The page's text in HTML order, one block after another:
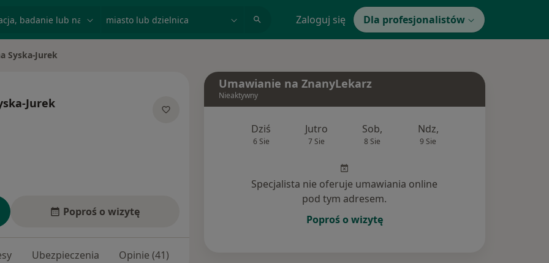
Zaloguj się Dla profesjonalistów
Syska-Jurek
Jurek
Poproś o wizytę
Ubezpieczenia Opinie (41)
Umawianie na ZnanyLekarz
Nieaktywny
Dziś
6 Sie
Jutro
7 Sie
Sob,
8 Sie
Ndz,
9 Sie
Specjalista nie oferuje umawiania online
pod tym adresem.
Poproś o wizytę